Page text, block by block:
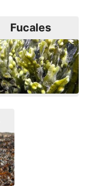
Fucales